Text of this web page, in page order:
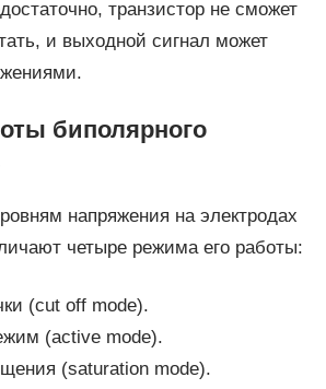
транзистор не сможет
и выходной сигнал может
биполярного
напряжения на электродах
четыре режима его работы:
(cut off mode).
(active mode).
(saturation mode).